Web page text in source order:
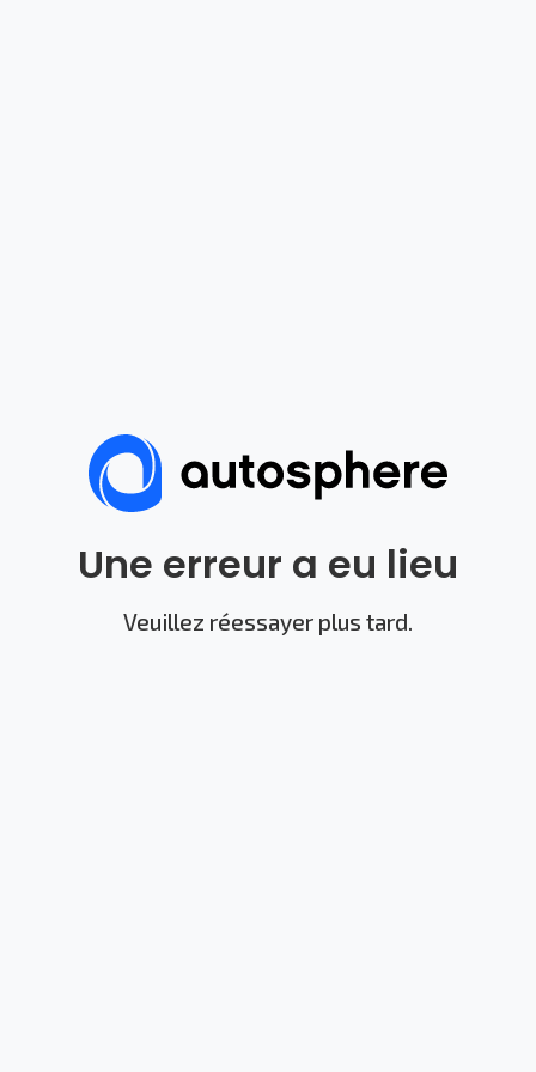
Une erreur a eu lieu
Veuillez réessayer plus tard.